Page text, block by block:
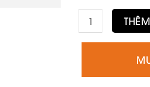
Bàn ăn thông